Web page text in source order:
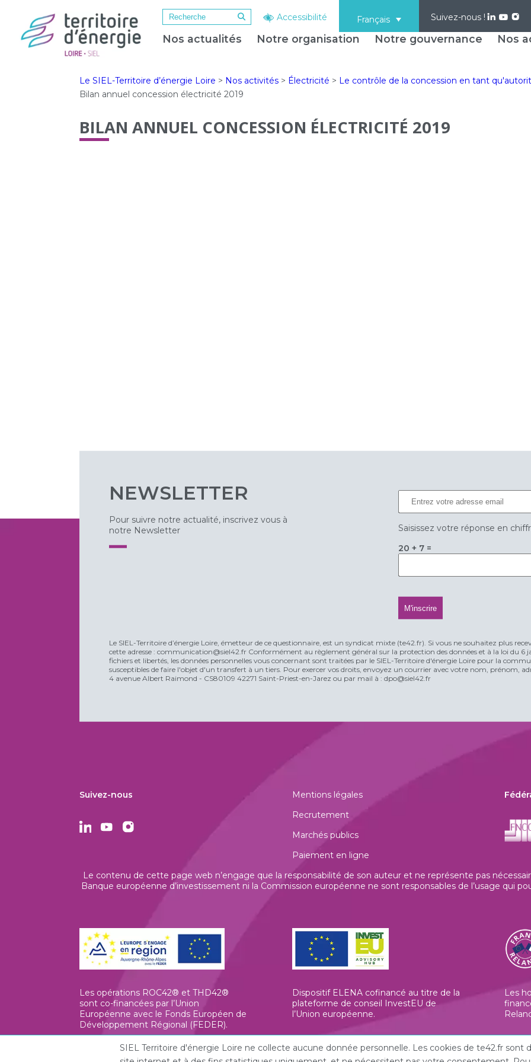
Accessibilité Français Suivez-nous !
Nos actualités Notre organisation Notre gouvernance Nos
Le SIEL-Territoire d’énergie Loire > Nos activités > Électricité > Le contrôle de la concession en tant
Bilan annuel concession électricité 2019
BILAN ANNUEL CONCESSION ÉLECTRICITÉ 2019
NEWSLETTER
Pour suivre notre actualité, inscrivez vous à
notre Newsletter
Saisissez votre réponse en
20 + 7 =
Le SIEL-Territoire d’énergie Loire, émetteur de ce questionnaire, est un syndicat mixte (te42.fr). Si vous ne souhaitez plus
cette adresse : communication@siel42.fr Conformément au règlement général sur la protection des données et à la loi du 6
fichiers et libertés, les données personnelles vous concernant sont traitées par le SIEL-Territoire d'énergie Loire pour la
susceptibles de faire l'objet d'un transfert à un tiers. Pour exercer vos droits, envoyez un courrier avec votre nom, prénom,
4 avenue Albert Raimond - CS80109 42271 Saint-Priest-en-Jarez ou par mail à : dpo@siel42.fr
Suivez-nous
Mentions légales
Recrutement
Marchés publics
Paiement en ligne
Le contenu de cette page web n’engage que la responsabilité de son auteur et ne représente pas
Banque européenne d’investissement ni la Commission européenne ne sont responsables de l’usage qui
Les opérations ROC42® et THD42®
sont co-financées par l’Union
Européenne avec le Fonds Européen de
Développement Régional (FEDER).
Dispositif ELENA cofinancé au titre de la
plateforme de conseil InvestEU de
l’Union européenne.
Les
SIEL Territoire d'énergie Loire ne collecte aucune donnée personnelle. Les cookies de te42.fr